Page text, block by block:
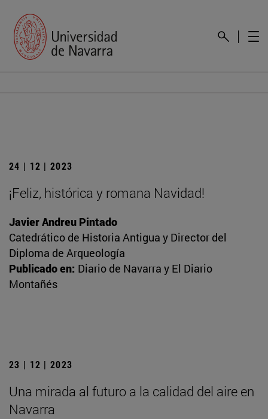
24 | 12 | 2023
¡Feliz, histórica y romana Navidad!
Javier Andreu Pintado
Catedrático de Historia Antigua y Director del
Diploma de Arqueología
Publicado en: Diario de Navarra y El Diario
Montañés
23 | 12 | 2023
Una mirada al futuro a la calidad del aire en
Navarra